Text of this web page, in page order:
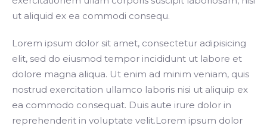
ut aliquid ex ea commodi consequ.
Lorem ipsum dolor sit amet, consectetur adipisicing
elit, sed do eiusmod tempor incididunt ut labore et
dolore magna aliqua. Ut enim ad minim veniam, quis
nostrud exercitation ullamco laboris nisi ut aliquip ex
ea commodo consequat. Duis aute irure dolor in
reprehenderit in voluptate velit.Lorem ipsum dolor